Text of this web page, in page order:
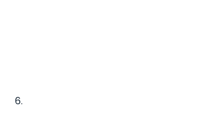
6.